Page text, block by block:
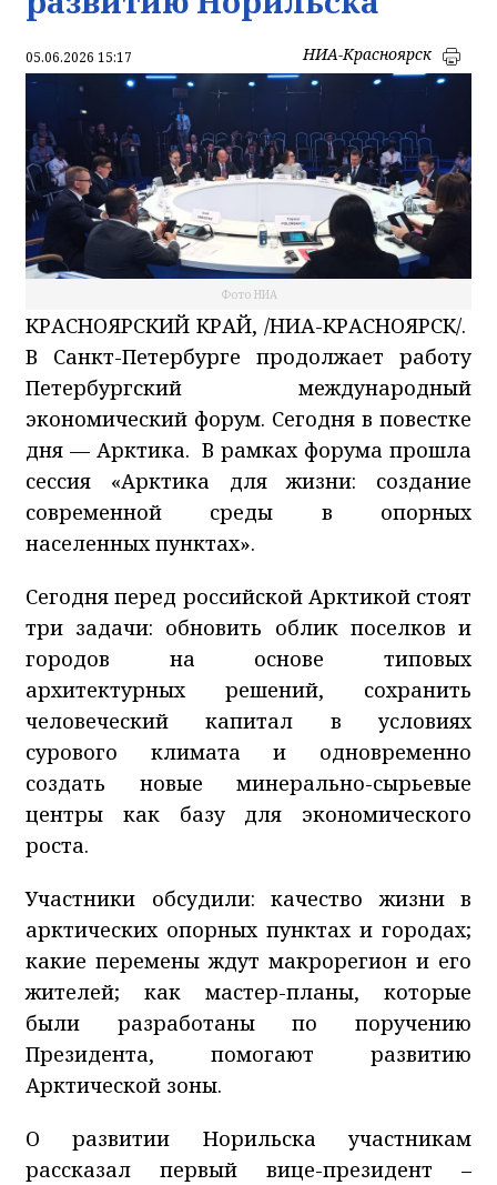
05.06.2026 15:17 НИА-Красноярск
Фото НИА
КРАСНОЯРСКИЙ КРАЙ, /НИА-КРАСНОЯРСК/.
В Санкт-Петербурге продолжает работу
Петербургский международный
экономический форум. Сегодня в повестке
дня — Арктика. В рамках форума прошла
сессия «Арктика для жизни: создание
современной среды в опорных
населенных пунктах».
Сегодня перед российской Арктикой стоят
три задачи: обновить облик поселков и
городов на основе типовых
архитектурных решений, сохранить
человеческий капитал в условиях
сурового климата и одновременно
создать новые минерально-сырьевые
центры как базу для экономического
роста.
Участники обсудили: качество жизни в
арктических опорных пунктах и городах;
какие перемены ждут макрорегион и его
жителей; как мастер-планы, которые
были разработаны по поручению
Президента, помогают развитию
Арктической зоны.
О развитии Норильска участникам
рассказал первый вице-президент –